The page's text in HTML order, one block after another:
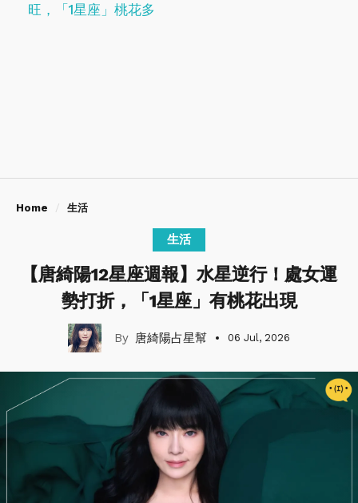
旺，「1星座」桃花多
Home 生活
生活
【唐綺陽12星座週報】水星逆行！處女運
勢打折，「1星座」有桃花出現
唐綺陽占星幫 06 Jul, 2026